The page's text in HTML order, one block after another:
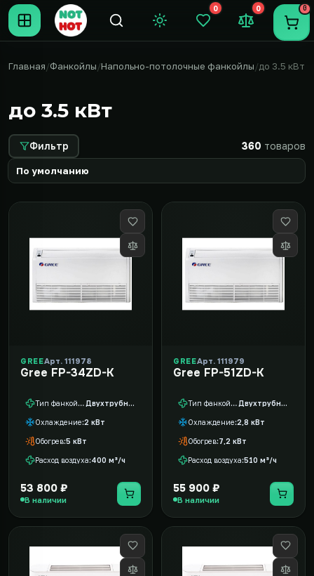
Темная тема
0
Закладки (0)
0
Сравнение
0
Главная Фанкойлы Напольно-потолочные фанкойлы до 3.5 кВт
до 3.5 кВт
Фильтр 360 товаров
GREEАрт. 111978
Gree FP-34ZD-K
Тип фанкойла Двухтрубный
Охлаждение 2 кВт
Обогрев 5 кВт
Расход воздуха 400 м³/ч
53 800 ₽
В наличии
GREEАрт. 111979
Gree FP-51ZD-K
Тип фанкойла Двухтрубный
Охлаждение 2,8 кВт
Обогрев 7,2 кВт
Расход воздуха 510 м³/ч
55 900 ₽
В наличии